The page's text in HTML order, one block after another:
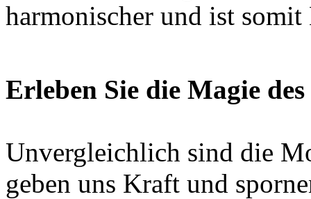
harmonischer und ist
Erleben Sie die Magie
Unvergleichlich sind die
geben uns Kraft und